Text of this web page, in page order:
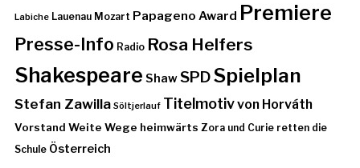
Labiche Lauenau Mozart Papageno Award Premiere
Presse-Info Radio Rosa Helfers
Shakespeare ShawSPDSpielplan
Stefan Zawilla Söltjerlauf Titelmotivvon Horváth
Vorstand Weite Wege heimwärts Zora und Curie retten die
Schule Österreich